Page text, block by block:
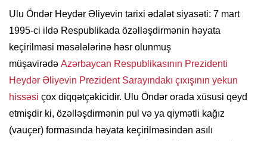
Ulu Öndər Heydər Əliyevin tarixi ədalət siyasəti: 7 mart
1995-ci ildə Respublikada özəlləşdirmənin həyata
keçirilməsi məsələlərinə həsr olunmuş
müşavirədə Azərbaycan Respublikasının Prezidenti
Heydər Əliyevin Prezident Sarayındakı çıxışının yekun
hissəsi çox diqqətçəkicidir. Ulu Öndər orada xüsusi qeyd
etmişdir ki, özəlləşdirmənin pul və ya qiymətli kağız
(vauçer) formasında həyata keçirilməsindən asılı